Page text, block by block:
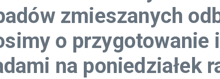
zmieszanych
o przygotowanie i
na poniedziałek